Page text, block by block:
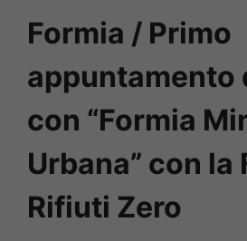
Formia / Primo
appuntamento
con “Formia
Urbana” con la
Rifiuti Zero